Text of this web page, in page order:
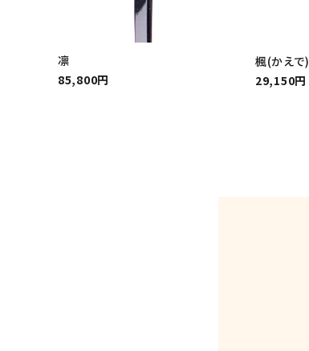
凛
85,800円
楓(かえで)
29,150円